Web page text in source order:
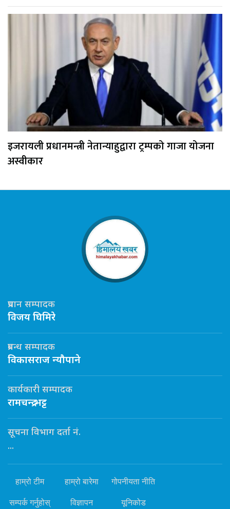
इजरायली प्रधानमन्त्री नेतान्याहुद्वारा ट्रम्पको गाजा योजना
अस्वीकार
प्रधान सम्पादक
विजय घिमिरे
प्रबन्ध सम्पादक
विकासराज न्यौपाने
कार्यकारी सम्पादक
रामचन्द्र भट्ट
सूचना विभाग दर्ता नं.
...
हाम्रो टीम हाम्रो बारेमा गोपनीयता नीति
सम्पर्क गर्नुहोस् विज्ञापन यूनिकोड